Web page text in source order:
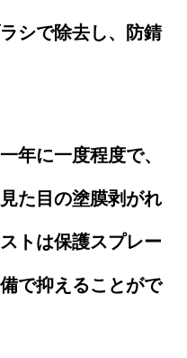
シで除去し、防錆
年に一度程度で、
た目の塗膜剥がれ
トは保護スプレー
で抑えることがで